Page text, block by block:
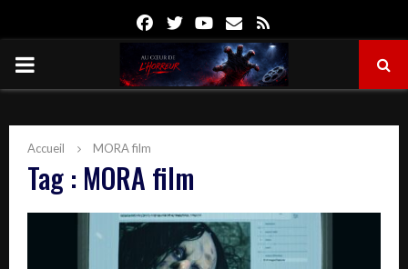
FacebookTwitterYoutube
Email
PRIMARY
Accueil MORA film
Tag : MORA film